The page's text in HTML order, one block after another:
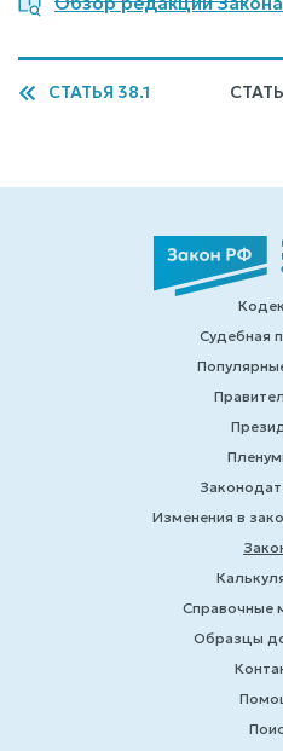
СТАТЬЯ 38.1
Судебная
Изменения в
Справочные
Образцы